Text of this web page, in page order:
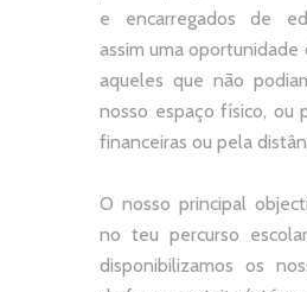
e encarregados de
assim uma oportunidade
aqueles que não
nosso espaço físico, ou
financeiras ou pela
O nosso principal
no teu percurso
disponibilizamos os